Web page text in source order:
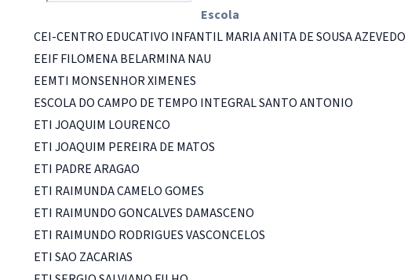
Escola
CEI-CENTRO EDUCATIVO INFANTIL MARIA ANITA DE SOUSA AZEVEDO
EEIF FILOMENA BELARMINA NAU
EEMTI MONSENHOR XIMENES
ESCOLA DO CAMPO DE TEMPO INTEGRAL SANTO ANTONIO
ETI JOAQUIM LOURENCO
ETI JOAQUIM PEREIRA DE MATOS
ETI PADRE ARAGAO
ETI RAIMUNDA CAMELO GOMES
ETI RAIMUNDO GONCALVES DAMASCENO
ETI RAIMUNDO RODRIGUES VASCONCELOS
ETI SAO ZACARIAS